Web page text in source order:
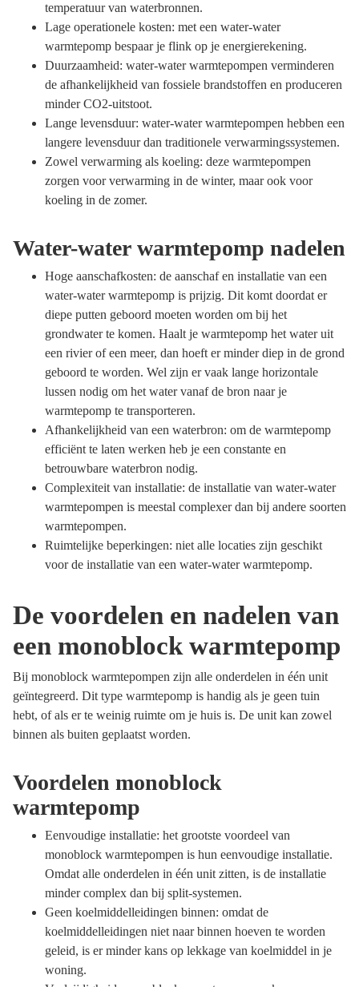
temperatuur van waterbronnen.
Lage operationele kosten: met een water-water
warmtepomp bespaar je flink op je energierekening.
Duurzaamheid: water-water warmtepompen verminderen
de afhankelijkheid van fossiele brandstoffen en produceren
minder CO2-uitstoot.
Lange levensduur: water-water warmtepompen hebben een
langere levensduur dan traditionele verwarmingssystemen.
Zowel verwarming als koeling: deze warmtepompen
zorgen voor verwarming in de winter, maar ook voor
koeling in de zomer.
Water-water warmtepomp nadelen
Hoge aanschafkosten: de aanschaf en installatie van een
water-water warmtepomp is prijzig. Dit komt doordat er
diepe putten geboord moeten worden om bij het
grondwater te komen. Haalt je warmtepomp het water uit
een rivier of een meer, dan hoeft er minder diep in de grond
geboord te worden. Wel zijn er vaak lange horizontale
lussen nodig om het water vanaf de bron naar je
warmtepomp te transporteren.
Afhankelijkheid van een waterbron: om de warmtepomp
efficiënt te laten werken heb je een constante en
betrouwbare waterbron nodig.
Complexiteit van installatie: de installatie van water-water
warmtepompen is meestal complexer dan bij andere soorten
warmtepompen.
Ruimtelijke beperkingen: niet alle locaties zijn geschikt
voor de installatie van een water-water warmtepomp.
De voordelen en nadelen van
een monoblock warmtepomp
Bij monoblock warmtepompen zijn alle onderdelen in één unit
geïntegreerd. Dit type warmtepomp is handig als je geen tuin
hebt, of als er te weinig ruimte om je huis is. De unit kan zowel
binnen als buiten geplaatst worden.
Voordelen monoblock
warmtepomp
Eenvoudige installatie: het grootste voordeel van
monoblock warmtepompen is hun eenvoudige installatie.
Omdat alle onderdelen in één unit zitten, is de installatie
minder complex dan bij split-systemen.
Geen koelmiddelleidingen binnen: omdat de
koelmiddelleidingen niet naar binnen hoeven te worden
geleid, is er minder kans op lekkage van koelmiddel in je
woning.